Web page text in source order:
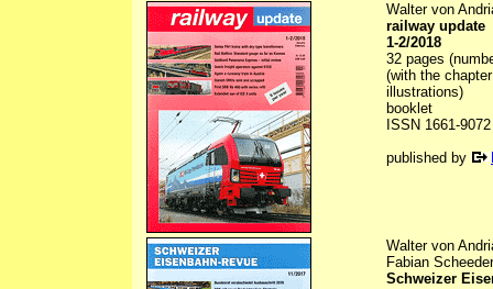
Walter von
railway update
1-2/2018
32 pages
(with the
illustrations)
booklet
ISSN 1661-9072
published by
Walter von
Fabian
Schweizer